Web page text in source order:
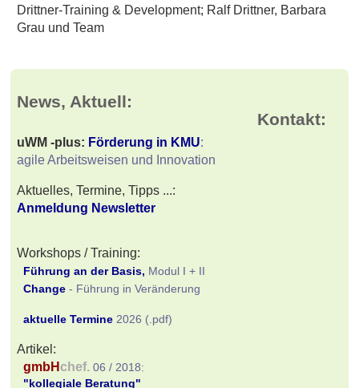
Drittner-Training & Development; Ralf Drittner, Barbara
Grau und Team
Kontakt: